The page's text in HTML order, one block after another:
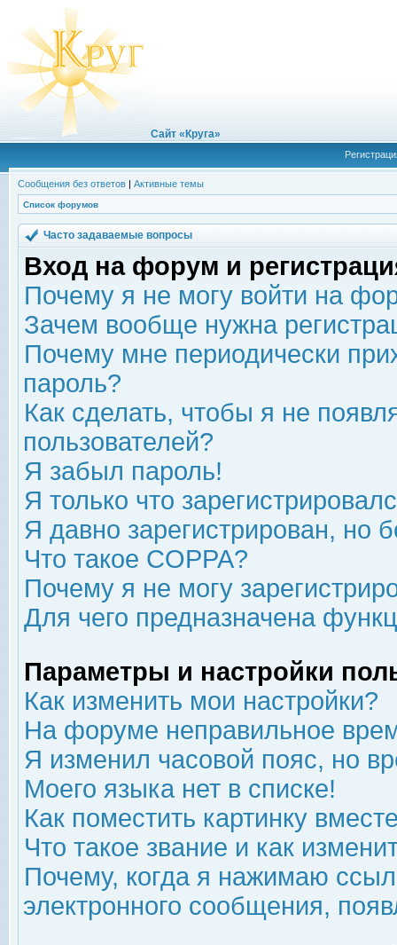
Сайт «Круга»
Сообщения без ответов | Активные темы
Список форумов
Часто задаваемые вопросы
Вход на форум и
Почему я не могу войти на
Зачем вообще нужна
Почему мне периодически
пароль?
Как сделать, чтобы я не
пользователей?
Я забыл пароль!
Я только что
Я давно зарегистрирован, но
Что такое COPPA?
Почему я не могу
Для чего предназначена
Параметры и настройки
Как изменить мои настройки?
На форуме неправильное
Я изменил часовой пояс, но
Моего языка нет в списке!
Как поместить картинку
Что такое звание и как
Почему, когда я нажимаю
электронного сообщения,